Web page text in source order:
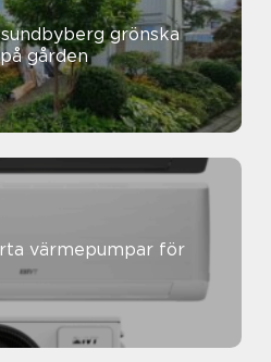
grönska
gården
värmepumpar för